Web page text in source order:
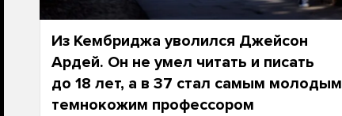
Из Кембриджа уволился Джейсон
Ардей. Он не умел читать и писать
до 18 лет, а в 37 стал самым молодым
темнокожим профессором